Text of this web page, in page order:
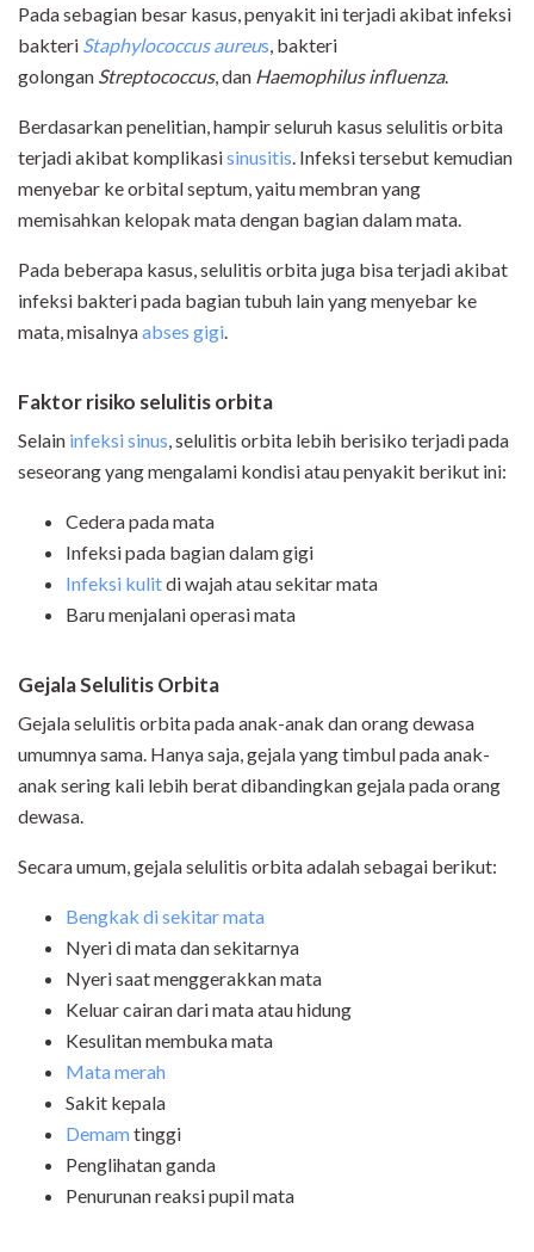
Pada sebagian besar kasus, penyakit ini terjadi akibat infeksi
bakteri Staphylococcus aureus, bakteri
golongan Streptococcus, dan Haemophilus influenza.
Berdasarkan penelitian, hampir seluruh kasus selulitis orbita
terjadi akibat komplikasisinusitis. Infeksi tersebut kemudian
menyebar ke orbital septum, yaitu membran yang
memisahkan kelopak mata dengan bagian dalam mata.
Pada beberapa kasus, selulitis orbita juga bisa terjadi akibat
infeksi bakteri pada bagian tubuh lain yang menyebar ke
mata, misalnyaabses gigi.
Faktor risiko selulitis orbita
Selain infeksi sinus, selulitis orbita lebih berisiko terjadi pada
seseorang yang mengalami kondisi atau penyakit berikut ini:
Cedera pada mata
Infeksi pada bagian dalam gigi
Infeksi kulitdi wajah atau sekitar mata
Baru menjalani operasi mata
Gejala Selulitis Orbita
Gejala selulitis orbita pada anak-anak dan orang dewasa
umumnya sama. Hanya saja, gejala yang timbul pada anak-
anak sering kali lebih berat dibandingkan gejala pada orang
dewasa.
Secara umum, gejala selulitis orbita adalah sebagai berikut:
Bengkak di sekitar mata
Nyeri di mata dan sekitarnya
Nyeri saat menggerakkan mata
Keluar cairan dari mata atau hidung
Kesulitan membuka mata
Mata merah
Sakit kepala
Demamtinggi
Penglihatan ganda
Penurunan reaksi pupil mata